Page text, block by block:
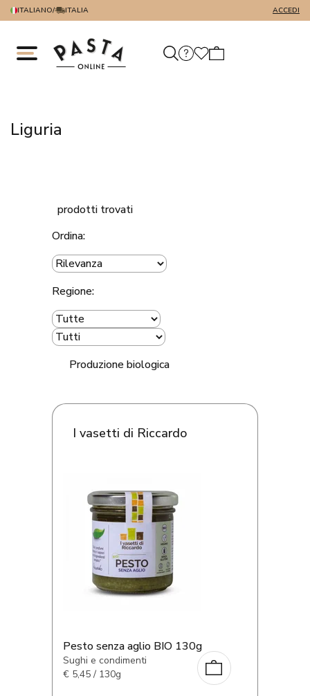
ITALIANO/ ITALIA ACCEDI
Liguria
prodotti trovati
Ordina:
Regione:
Produzione biologica
I vasetti di Riccardo
Pesto senza aglio BIO 130g
Sughi e condimenti
€ 5,45 / 130g